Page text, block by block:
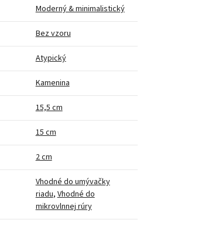
Moderný & minimalistický
Bez vzoru
Atypický
Kamenina
15,5 cm
15 cm
2 cm
Vhodné do umývačky
riadu, Vhodné do
mikrovlnnej rúry